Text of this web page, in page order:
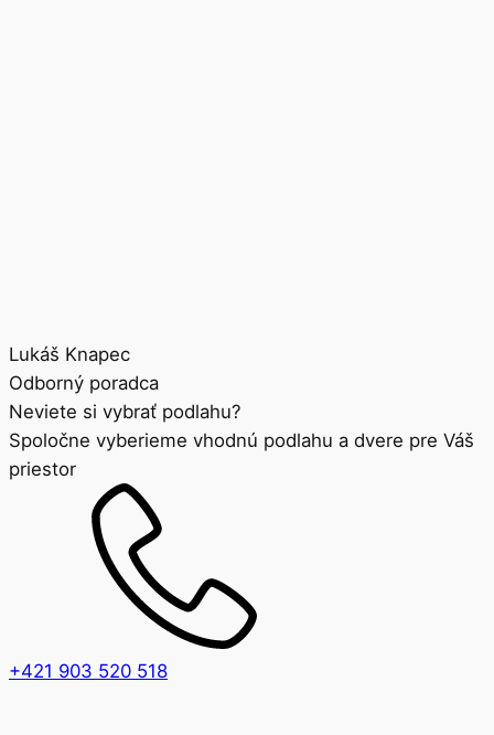
Lukáš Knapec
Odborný poradca
Neviete si vybrať podlahu?
Spoločne vyberieme vhodnú podlahu a dvere pre Váš
priestor
+421 903 520 518